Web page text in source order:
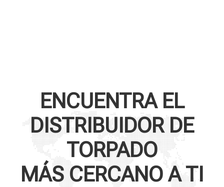
ENCUENTRA EL
DISTRIBUIDOR DE
TORPADO
MÁS CERCANO A TI